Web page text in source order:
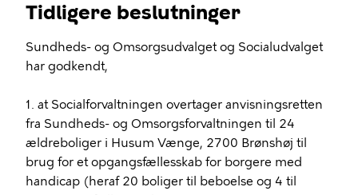
Tidligere beslutninger
Sundheds- og Omsorgsudvalget og Socialudvalget
har godkendt,
1. at Socialforvaltningen overtager anvisningsretten
fra Sundheds- og Omsorgsforvaltningen til 24
ældreboliger i Husum Vænge, 2700 Brønshøj til
brug for et opgangsfællesskab for borgere med
handicap (heraf 20 boliger til beboelse og 4 til